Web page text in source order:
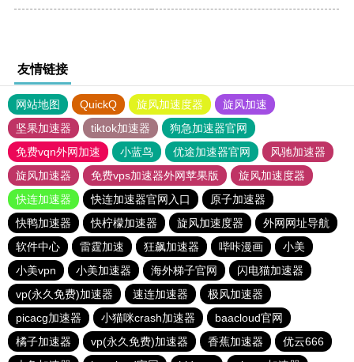
友情链接
网站地图 QuickQ 旋风加速度器
旋风加速
坚果加速器
tiktok加速器
狗急加速器官网
免费vqn外网加速
小蓝鸟 优途加速器官网
风驰加速器
旋风加速器
免费vps加速器外网苹果版
旋风加速度器
快连加速器
快连加速器官网入口
原子加速器
快鸭加速器
快柠檬加速器 旋风加速度器
外网网址导航
软件中心
雷霆加速 狂飙加速器 哔咔漫画
小美
小美vpn
小美加速器 海外梯子官网
闪电猫加速器
vp(永久免费)加速器
速连加速器
极风加速器
picacg加速器
小猫咪crash加速器
baacloud官网
橘子加速器
vp(永久免费)加速器 香蕉加速器
优云666